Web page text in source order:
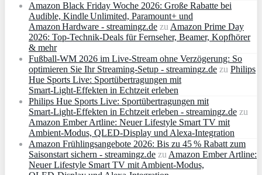
Amazon Black Friday Woche 2026: Große Rabatte bei
Audible, Kindle Unlimited, Paramount+ und
Amazon Hardware - streamingz.de zuAmazon Prime Day
2026: Top-Technik-Deals für Fernseher, Beamer, Kopfhörer
& mehr
Fußball-WM 2026 im Live-Stream ohne Verzögerung: So
optimieren Sie Ihr Streaming-Setup - streamingz.de zu Philips
Hue Sports Live: Sportübertragungen mit
Smart‑Light‑Effekten in Echtzeit erleben
Philips Hue Sports Live: Sportübertragungen mit
Smart‑Light‑Effekten in Echtzeit erleben - streamingz.de zu
Amazon Ember Artline: Neuer Lifestyle Smart TV mit
Ambient‑Modus, QLED‑Display und Alexa‑Integration
Amazon Frühlingsangebote 2026: Bis zu 45 % Rabatt zum
Saisonstart sichern - streamingz.de zuAmazon Ember Artline:
Neuer Lifestyle Smart TV mit Ambient‑Modus,